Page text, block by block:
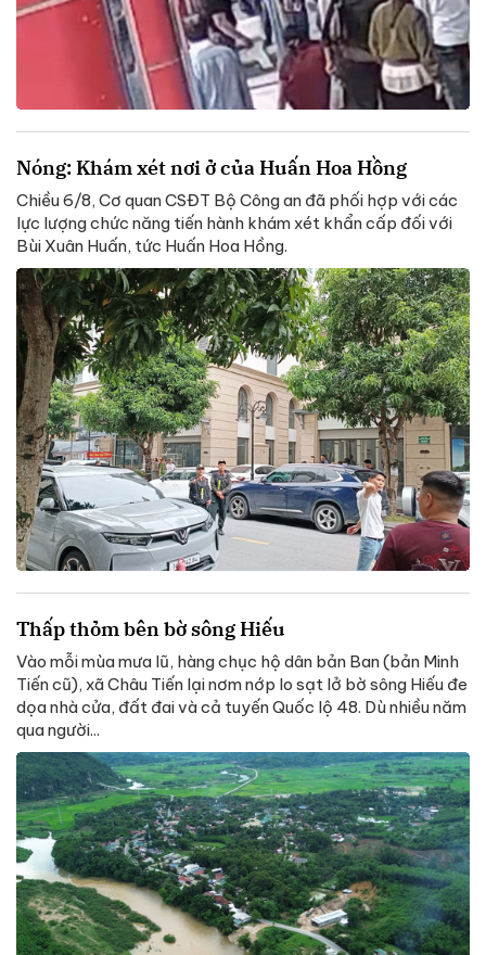
Nóng: Khám xét nơi ở của Huấn Hoa Hồng
Chiều 6/8, Cơ quan CSĐT Bộ Công an đã phối hợp với các
lực lượng chức năng tiến hành khám xét khẩn cấp đối với
Bùi Xuân Huấn, tức Huấn Hoa Hồng.
Thấp thỏm bên bờ sông Hiếu
Vào mỗi mùa mưa lũ, hàng chục hộ dân bản Ban (bản Minh
Tiến cũ), xã Châu Tiến lại nơm nớp lo sạt lở bờ sông Hiếu đe
dọa nhà cửa, đất đai và cả tuyến Quốc lộ 48. Dù nhiều năm
qua người...